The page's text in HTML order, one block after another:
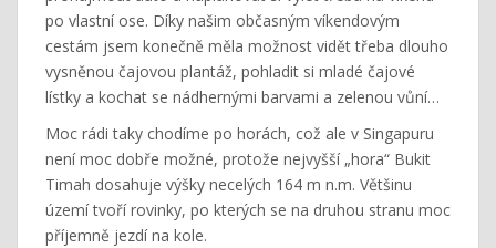
po vlastní ose. Díky našim občasným víkendovým
cestám jsem konečně měla možnost vidět třeba dlouho
vysněnou čajovou plantáž, pohladit si mladé čajové
lístky a kochat se nádhernými barvami a zelenou vůní…
Moc rádi taky chodíme po horách, což ale v Singapuru
není moc dobře možné, protože nejvyšší „hora“ Bukit
Timah dosahuje výšky necelých 164 m n.m. Většinu
území tvoří rovinky, po kterých se na druhou stranu moc
příjemně jezdí na kole.